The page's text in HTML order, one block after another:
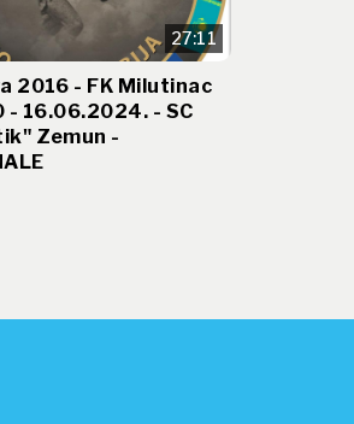
27:11
2016 - FK Milutinac
- 16.06.2024. - SC
Zemun -